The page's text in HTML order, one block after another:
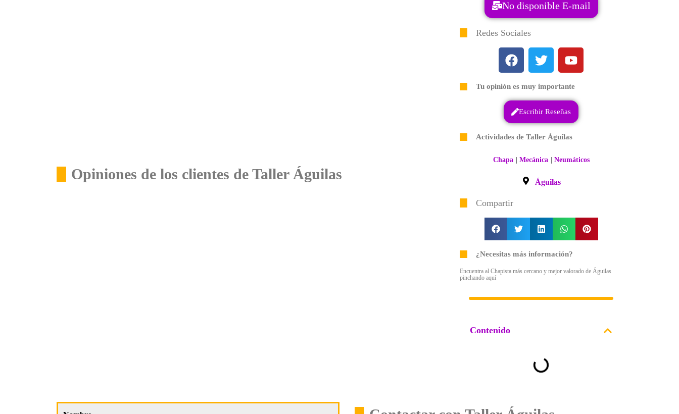
Opiniones de los clientes de Taller Águilas
No disponible E-mail
Redes Sociales
Tu opinión es muy importante
Escribir Reseñas
Actividades de Taller Águilas
Chapa | Mecánica | Neumáticos
Águilas
Compartir
¿Necesitas más información?
Encuentra al Chapista más cercano y mejor valorado de Águilas
pinchando aquí
Contenido